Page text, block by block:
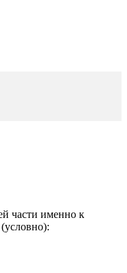
части именно к